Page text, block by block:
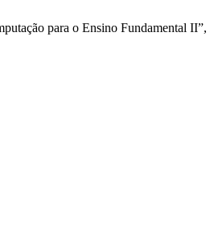
para o Ensino Fundamental II”,